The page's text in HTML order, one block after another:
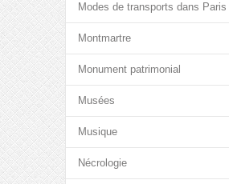
Modes de transports dans Paris
Montmartre
Monument patrimonial
Musées
Musique
Nécrologie